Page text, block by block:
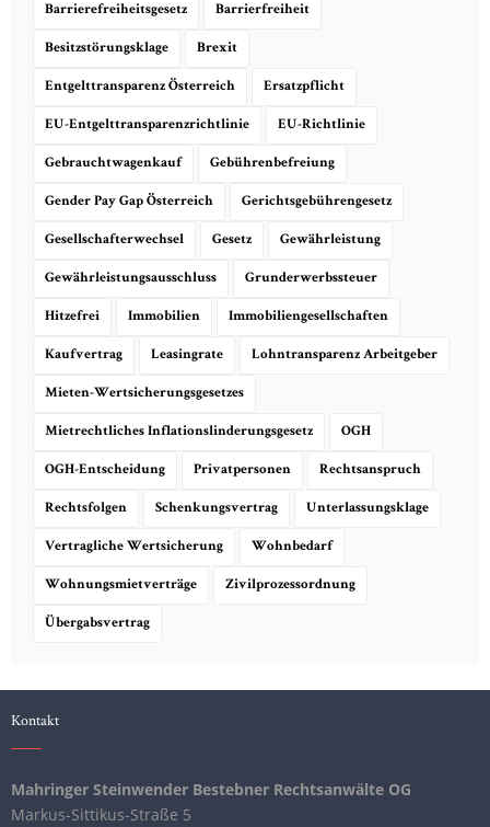
Barrierefreiheitsgesetz Barrierfreiheit
Besitzstörungsklage Brexit
Entgelttransparenz Österreich Ersatzpflicht
EU-Entgelttransparenzrichtlinie EU-Richtlinie
Gebrauchtwagenkauf Gebührenbefreiung
Gender Pay Gap Österreich Gerichtsgebührengesetz
Gesellschafterwechsel Gesetz Gewährleistung
Gewährleistungsausschluss Grunderwerbssteuer
Hitzefrei Immobilien Immobiliengesellschaften
Kaufvertrag Leasingrate Lohntransparenz Arbeitgeber
Mieten-Wertsicherungsgesetzes
Mietrechtliches Inflationslinderungsgesetz OGH
OGH-Entscheidung Privatpersonen Rechtsanspruch
Rechtsfolgen Schenkungsvertrag Unterlassungsklage
Vertragliche Wertsicherung Wohnbedarf
Wohnungsmietverträge Zivilprozessordnung
Übergabsvertrag
Kontakt
Mahringer Steinwender Bestebner Rechtsanwälte OG
Markus-Sittikus-Straße 5